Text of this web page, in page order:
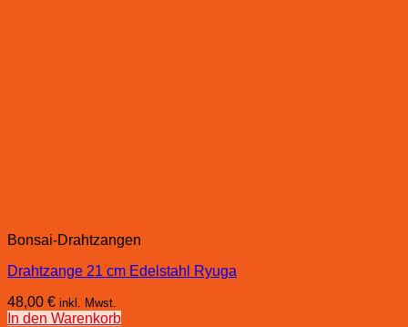
Bonsai-Drahtzangen
Drahtzange 21 cm Edelstahl Ryuga
48,00 € inkl. Mwst.
In den Warenkorb